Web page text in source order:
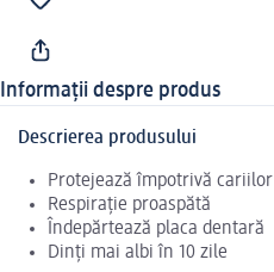
Informații despre produs
Descrierea produsului
Protejează împotrivă cariilor
Respirație proaspătă
Îndepărtează placa dentară
Dinți mai albi în 10 zile